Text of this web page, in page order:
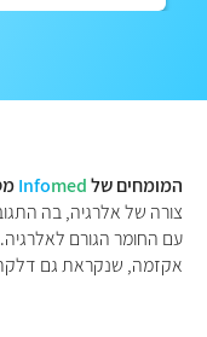
המומחים של Infomed
צורה של אלרגיה, בה
עם החומר הגורם
אקזמה, שנקראת גם